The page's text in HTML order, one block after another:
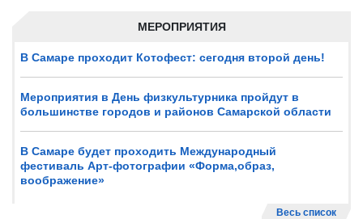
МЕРОПРИЯТИЯ
В Самаре проходит Котофест: сегодня второй день!
Мероприятия в День физкультурника пройдут в
большинстве городов и районов Самарской области
В Самаре будет проходить Международный
фестиваль Арт-фотографии «Форма,образ,
воображение»
Весь список